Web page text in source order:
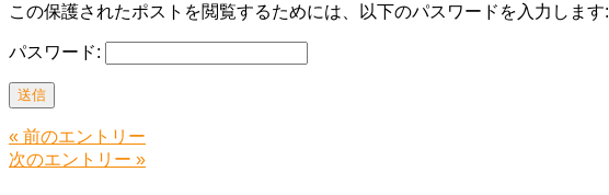
この保護されたポストを閲覧するためには、以下のパスワードを入力します:
パスワード:
送信
« 前のエントリー
次のエントリー »